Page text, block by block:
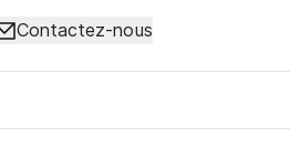
Contactez-nous